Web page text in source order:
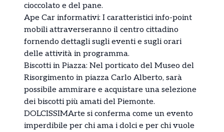
cioccolato e del pane.
Ape Car informativi: I caratteristici info-point
mobili attraverseranno il centro cittadino
fornendo dettagli sugli eventi e sugli orari
delle attività in programma.
Biscotti in Piazza: Nel porticato del Museo del
Risorgimento in piazza Carlo Alberto, sarà
possibile ammirare e acquistare una selezione
dei biscotti più amati del Piemonte.
DOLCISSIMArte si conferma come un evento
imperdibile per chi ama i dolci e per chi vuole